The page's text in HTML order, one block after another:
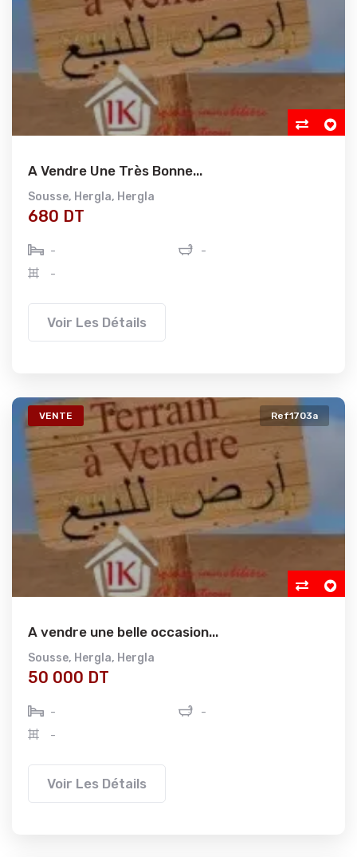
A Vendre Une Très Bonne...
Sousse, Hergla, Hergla
680 DT
-
-
-
Voir Les Détails
VENTE Ref1703a
A vendre une belle occasion...
Sousse, Hergla, Hergla
50 000 DT
-
-
-
Voir Les Détails